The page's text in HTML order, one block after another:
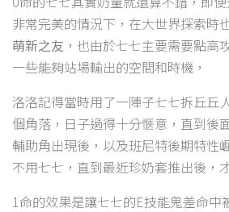
非常完美的情況下，在大世界探索時
萌新之友 ，也由於七七主要需要點高
一些能夠站場輸出的空間和時機，
洛洛記得當時用了一陣子七七拆丘丘
個角落，日子過得十分愜意，直到後
輔助角出現後，以及班尼特後期特性
不用七七，直到最近珍奶套推出後，
1命的效果是讓七七的E技能鬼差命中